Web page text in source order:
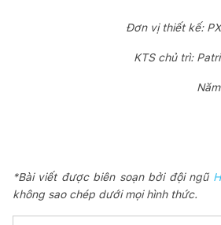
Đơn vị thiết kế:
KTS chủ trì:
*Bài viết được biên soạn bởi đội ngũ
không sao chép dưới mọi hình thức.